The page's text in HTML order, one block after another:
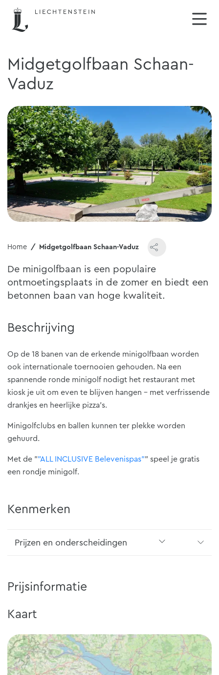
Midgetgolfbaan Schaan-
Vaduz
Home Midgetgolfbaan Schaan-Vaduz
De minigolfbaan is een populaire
ontmoetingsplaats in de zomer en biedt een
betonnen baan van hoge kwaliteit.
Beschrijving
Op de 18 banen van de erkende minigolfbaan worden
ook internationale toernooien gehouden. Na een
spannende ronde minigolf nodigt het restaurant met
kiosk je uit om even te blijven hangen – met verfrissende
drankjes en heerlijke pizza’s.
Minigolfclubs en ballen kunnen ter plekke worden
gehuurd.
Met de ""ALL INCLUSIVE Belevenispas"" speel je gratis
een rondje minigolf.
Kenmerken
Prijzen en onderscheidingen
Prijsinformatie
Kaart